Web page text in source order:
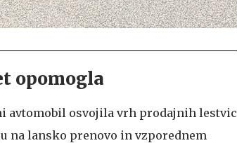
opomogla
avtomobil osvojila vrh prodajnih lestvic
na lansko prenovo in vzporednem